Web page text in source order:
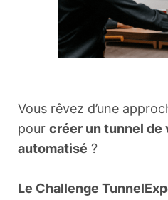
Vous rêvez d’une
pour créer un tunnel
automatisé ?
Le Challenge Tunnel